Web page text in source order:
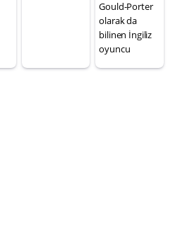
Gould-Porter
olarak da
bilinen İngiliz
oyuncu